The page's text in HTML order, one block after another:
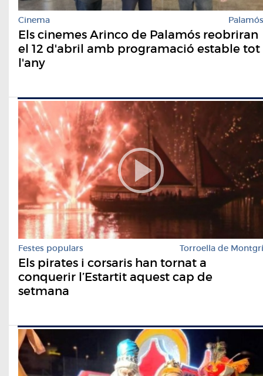
Cinema Palamós
Els cinemes Arinco de Palamós reobriran
el 12 d'abril amb programació estable tot
l'any
Festes populars Torroella de Montgrí
Els pirates i corsaris han tornat a
conquerir l’Estartit aquest cap de
setmana